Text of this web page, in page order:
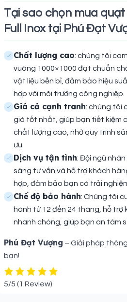
Tại sao chọn mua quạt
Full Inox tại Phú Đạt
Chất lượng cao: chúng tôi
vuông 1000×1000 đạt chuẩn
vật liệu bền bỉ, đảm bảo hiệu
hợp với môi trường công nghiệp.
Giá cả cạnh tranh: chúng tôi
giá tốt nhất, giúp bạn tiết kiệm
chất lượng cao, nhờ quy trình
ưu.
Dịch vụ tận tình: Đội ngũ
sàng tư vấn và hỗ trợ khách
hợp, đảm bảo bạn có trải
Chế độ bảo hành: Chúng tôi
hành từ 12 đến 24 tháng, hỗ trợ
nhanh chóng, giúp bạn an tâm
Phú Đạt Vượng – Giải pháp
bạn!
5/5 (1 Review)